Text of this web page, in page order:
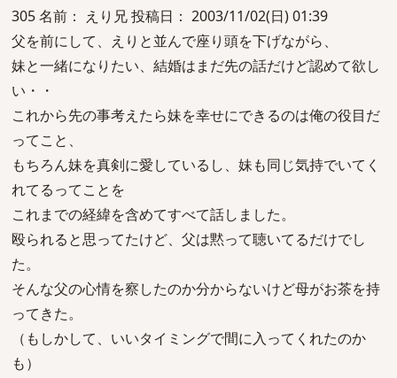
305 名前： えり兄 投稿日： 2003/11/02(日) 01:39
父を前にして、えりと並んで座り頭を下げながら、
妹と一緒になりたい、結婚はまだ先の話だけど認めて欲し
い・・
これから先の事考えたら妹を幸せにできるのは俺の役目だ
ってこと、
もちろん妹を真剣に愛しているし、妹も同じ気持でいてく
れてるってことを
これまでの経緯を含めてすべて話しました。
殴られると思ってたけど、父は黙って聴いてるだけでし
た。
そんな父の心情を察したのか分からないけど母がお茶を持
ってきた。
（もしかして、いいタイミングで間に入ってくれたのか
も）